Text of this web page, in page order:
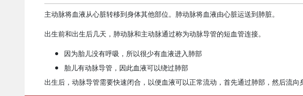
主动脉将血液从心脏转移到身体其他部位。肺动脉将血液由心脏运送到肺脏。
出生前和出生后几天，肺动脉和主动脉通过称为动脉导管的短血管连接。
因为胎儿没有呼吸，所以很少有血液进入肺部
胎儿有动脉导管，因此血液可以绕过肺部
出生后，动脉导管需要快速闭合，以便血液可以正常流动，首先通过肺部，然后流向